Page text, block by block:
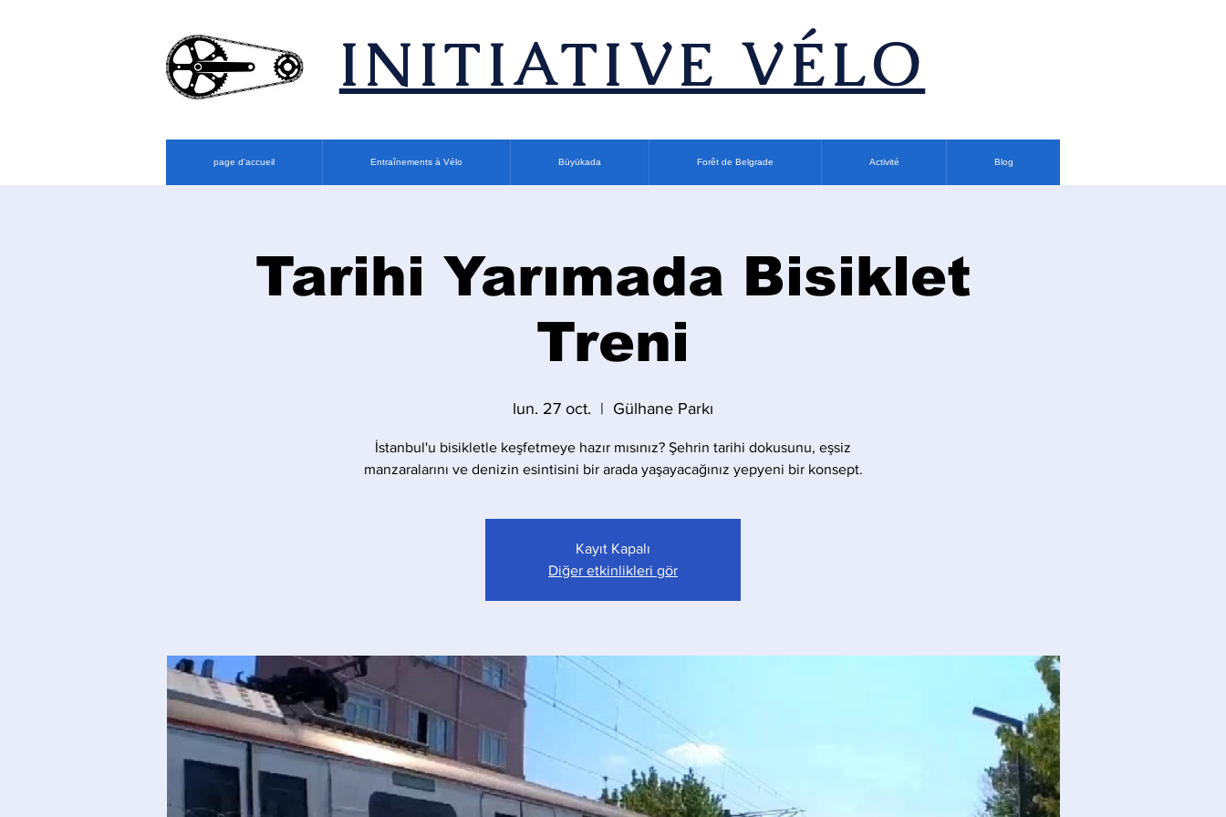
​INITIATIVE VÉLO
page d'accueil Entraînements à Vélo Büyükada Forêt de Belgrade Activité Blog
Tarihi Yarımada Bisiklet
Treni
lun. 27 oct.
  |
Gülhane Parkı
İstanbul'u bisikletle keşfetmeye hazır mısınız? Şehrin tarihi dokusunu, eşsiz
manzaralarını ve denizin esintisini bir arada yaşayacağınız yepyeni bir konsept.
Kayıt Kapalı
Diğer etkinlikleri gör